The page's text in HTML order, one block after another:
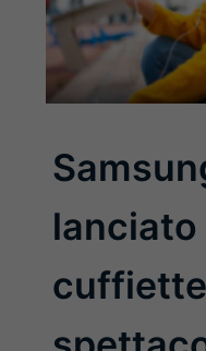
lanciato
cuffiette